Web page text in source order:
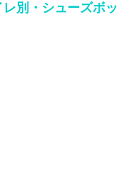
別・シューズボッ